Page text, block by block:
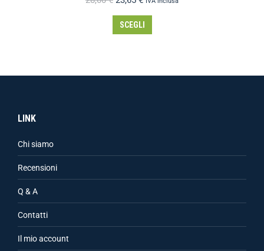
SCEGLI
LINK
Chi siamo
Recensioni
Q & A
Contatti
Il mio account